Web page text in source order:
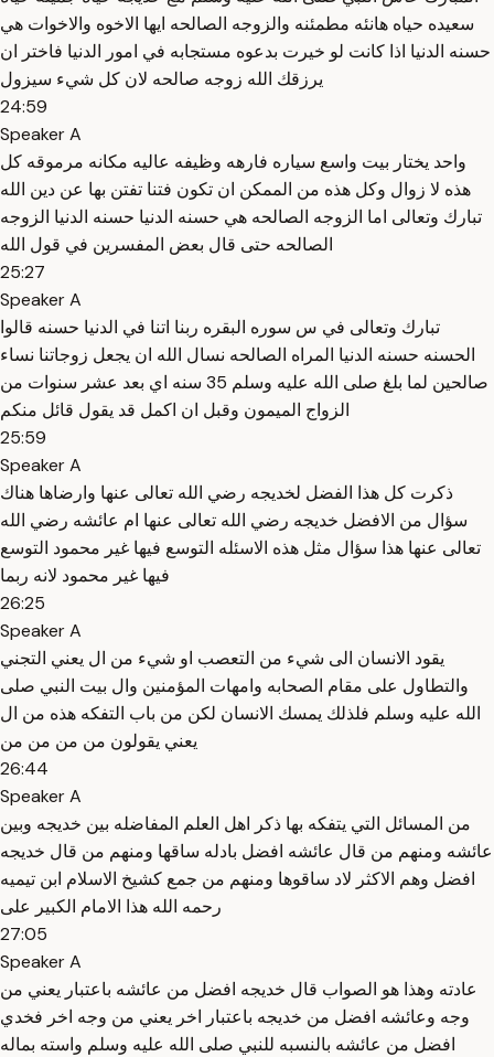
سعيده حياه هانئه مطمئنه والزوجه الصالحه ايها الاخوه والاخوات هي
حسنه الدنيا اذا كانت لو خيرت بدعوه مستجابه في امور الدنيا فاختر ان
يرزقك الله زوجه صالحه لان كل شيء سيزول
24:59
Speaker A
واحد يختار بيت واسع سياره فارهه وظيفه عاليه مكانه مرموقه كل
هذه لا زوال وكل هذه من الممكن ان تكون فتنا تفتن بها عن دين الله
تبارك وتعالى اما الزوجه الصالحه هي حسنه الدنيا حسنه الدنيا الزوجه
الصالحه حتى قال بعض المفسرين في قول الله
25:27
Speaker A
تبارك وتعالى في س سوره البقره ربنا اتنا في الدنيا حسنه قالوا
الحسنه حسنه الدنيا المراه الصالحه نسال الله ان يجعل زوجاتنا نساء
صالحين لما بلغ صلى الله عليه وسلم 35 سنه اي بعد عشر سنوات من
الزواج الميمون وقبل ان اكمل قد يقول قائل منكم
25:59
Speaker A
ذكرت كل هذا الفضل لخديجه رضي الله تعالى عنها وارضاها هناك
سؤال من الافضل خديجه رضي الله تعالى عنها ام عائشه رضي الله
تعالى عنها هذا سؤال مثل هذه الاسئله التوسع فيها غير محمود التوسع
فيها غير محمود لانه ربما
26:25
Speaker A
يقود الانسان الى شيء من التعصب او شيء من ال يعني التجني
والتطاول على مقام الصحابه وامهات المؤمنين وال بيت النبي صلى
الله عليه وسلم فلذلك يمسك الانسان لكن من باب التفكه هذه من ال
يعني يقولون من من من من
26:44
Speaker A
من المسائل التي يتفكه بها ذكر اهل العلم المفاضله بين خديجه وبين
عائشه ومنهم من قال عائشه افضل بادله ساقها ومنهم من قال خديجه
افضل وهم الاكثر لاد ساقوها ومنهم من جمع كشيخ الاسلام ابن تيميه
رحمه الله هذا الامام الكبير على
27:05
Speaker A
عادته وهذا هو الصواب قال خديجه افضل من عائشه باعتبار يعني من
وجه وعائشه افضل من خديجه باعتبار اخر يعني من وجه اخر فخدي
افضل من عائشه بالنسبه للنبي صلى الله عليه وسلم واسته بماله